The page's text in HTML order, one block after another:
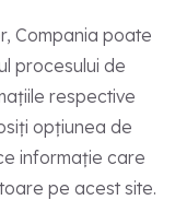
Compania poate
procesului de
respective
opțiunea de
informație care
pe acest site.